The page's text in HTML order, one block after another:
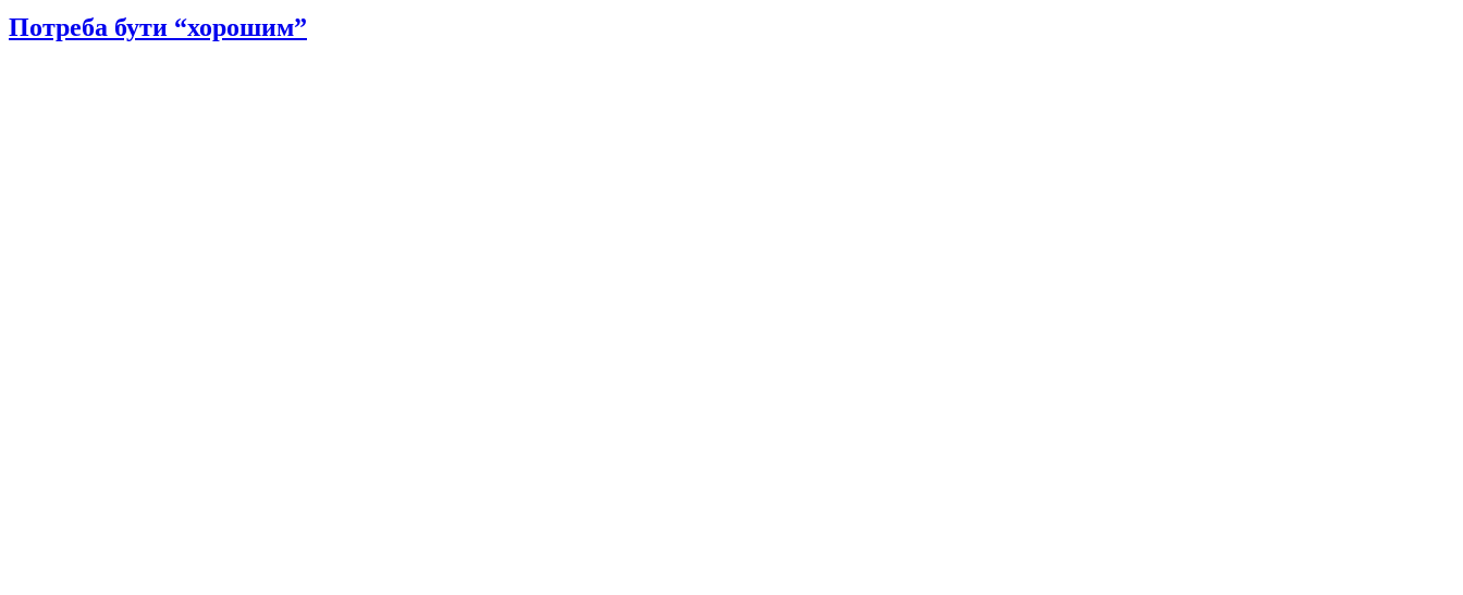
Потреба бути “хорошим”